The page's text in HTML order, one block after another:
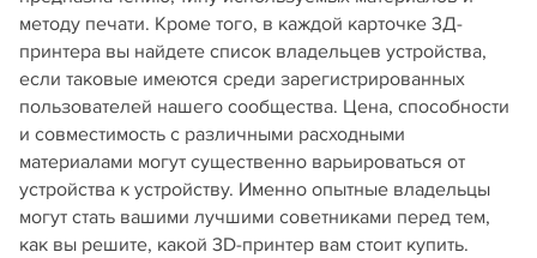
методу печати. Кроме того, в каждой карточке 3Д-
принтера вы найдете список владельцев устройства,
если таковые имеются среди зарегистрированных
пользователей нашего сообщества. Цена, способности
и совместимость с различными расходными
материалами могут существенно варьироваться от
устройства к устройству. Именно опытные владельцы
могут стать вашими лучшими советниками перед тем,
как вы решите, какой 3D-принтер вам стоит купить.